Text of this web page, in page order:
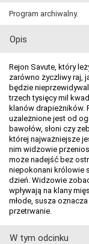
Program archiwalny.
Opis
Rejon Savute, który
zarówno życzliwy raj,
będzie
trzech tysięcy mil
klanów drapieżników.
uzależnione jest od
bawołów, słoni czy
której najważniejsze
nim widzowie
może nadejść bez
niepokonani królowie
dzień. Widzowie
wpływają na klany
młode, susza
przetrwanie.
W tym odcinku